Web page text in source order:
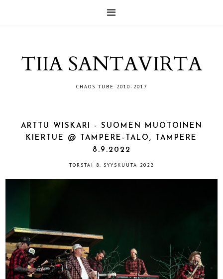
TIIA SANTAVIRTA
CHAOS TUBE 2010-2017
ARTTU WISKARI - SUOMEN MUOTOINEN
KIERTUE @ TAMPERE-TALO, TAMPERE
8.9.2022
TORSTAI 8. SYYSKUUTA 2022